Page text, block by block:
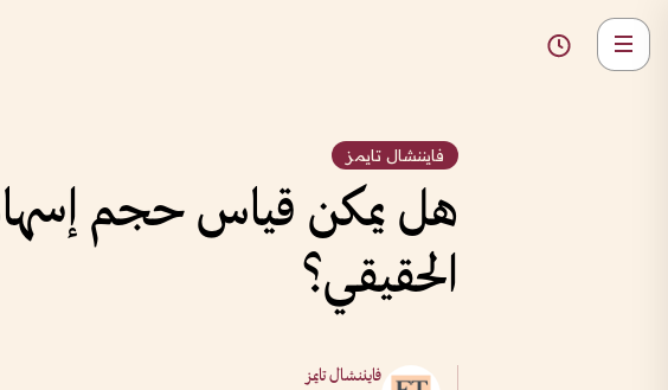
فايننشال تايمز
هل يمكن قياس حجم إسهام
الحقيقي؟
فايننشال تايمز